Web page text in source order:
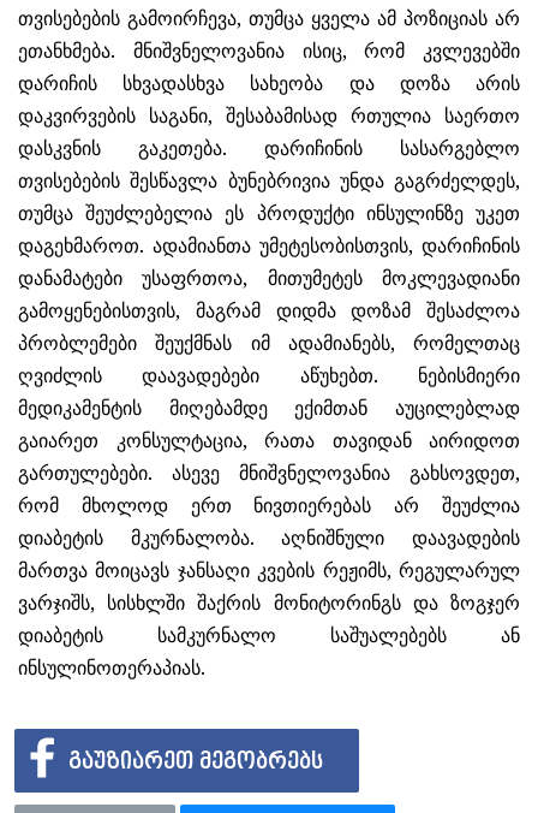
თვისებების გამოირჩევა, თუმცა ყველა ამ პოზიციას არ
ეთანხმება. მნიშვნელოვანია ისიც, რომ კვლევებში
დარიჩის სხვადასხვა სახეობა და დოზა არის
დაკვირვების საგანი, შესაბამისად რთულია საერთო
დასკვნის გაკეთება. დარიჩინის სასარგებლო
თვისებების შესწავლა ბუნებრივია უნდა გაგრძელდეს,
თუმცა შეუძლებელია ეს პროდუქტი ინსულინზე უკეთ
დაგეხმაროთ. ადამიანთა უმეტესობისთვის, დარიჩინის
დანამატები უსაფრთოა, მითუმეტეს მოკლევადიანი
გამოყენებისთვის, მაგრამ დიდმა დოზამ შესაძლოა
პრობლემები შეუქმნას იმ ადამიანებს, რომელთაც
ღვიძლის დაავადებები აწუხებთ. ნებისმიერი
მედიკამენტის მიღებამდე ექიმთან აუცილებლად
გაიარეთ კონსულტაცია, რათა თავიდან აირიდოთ
გართულებები. ასევე მნიშვნელოვანია გახსოვდეთ,
რომ მხოლოდ ერთ ნივთიერებას არ შეუძლია
დიაბეტის მკურნალობა. აღნიშნული დაავადების
მართვა მოიცავს ჯანსაღი კვების რეჟიმს, რეგულარულ
ვარჯიშს, სისხლში შაქრის მონიტორინგს და ზოგჯერ
დიაბეტის სამკურნალო საშუალებებს ან
ინსულინოთერაპიას.
ᲒᲐᲣᲖᲘᲐᲠᲔᲗ ᲛᲔᲒᲝᲑᲠᲔᲑᲡ